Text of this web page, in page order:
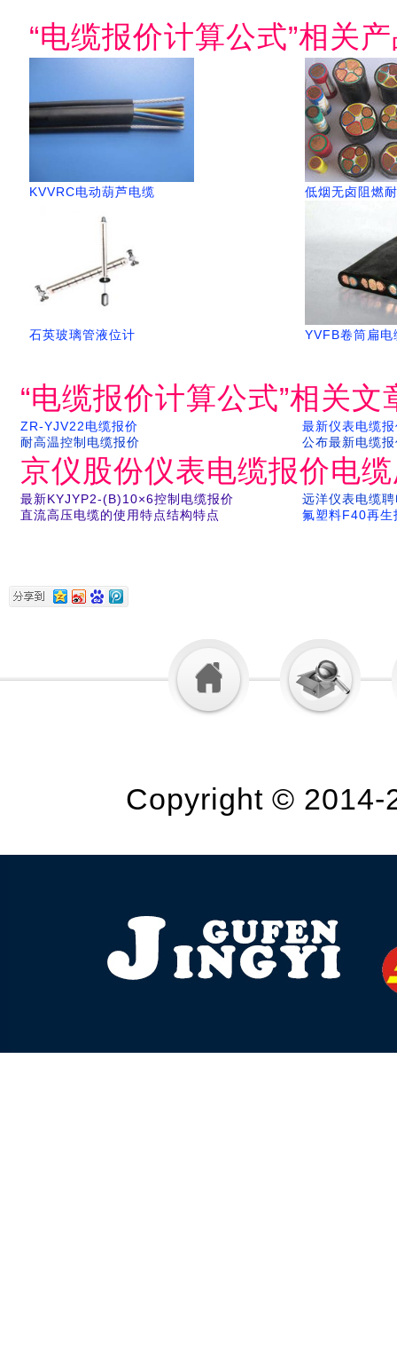
“电缆报价计算公式”相关
KVVRC电动葫芦电缆 低烟无卤阻燃
石英玻璃管液位计 YVFB卷筒扁电
“电缆报价计算公式”相关
ZR-YJV22电缆报价
最新仪表电缆
耐高温控制电缆报价
公布最新电缆
京仪股份仪表电缆报价电
最新KYJYP2-(B)10×6控制电缆报价
远洋仪表电缆
直流高压电缆的使用特点结构特点
氟塑料F40再生
Copyright ©